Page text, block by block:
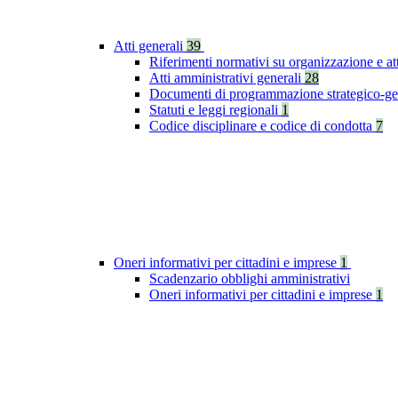
Atti generali 39
Riferimenti normativi su organizzazione e
Atti amministrativi generali 28
Documenti di programmazione strategico-
Statuti e leggi regionali 1
Codice disciplinare e codice di condotta 7
Oneri informativi per cittadini e imprese 1
Scadenzario obblighi amministrativi
Oneri informativi per cittadini e imprese 1